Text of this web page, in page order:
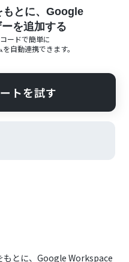
とに、Google
を追加する
ードで簡単に
を自動連携できます。
トを試す
もとに、Google Workspace